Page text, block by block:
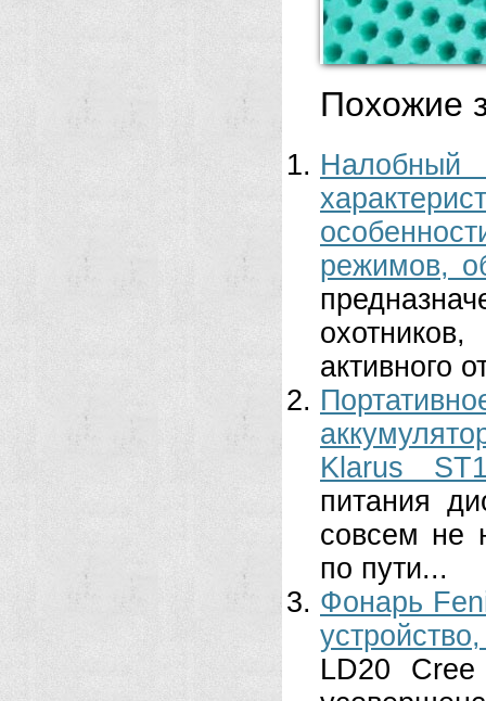
Похожие
Налобный
режимов,
активного
Klarus
питания
совсем не
по пути...
Фонарь
LD20